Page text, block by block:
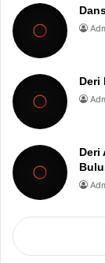
Deri
Deri